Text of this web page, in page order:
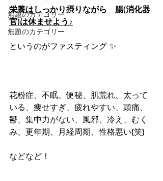
無題のカテゴリー
無題のカテゴリー
栄養はしっかり摂りながら　腸(消化器
官)は休ませよう♪
というのがファスティング ✨
花粉症、不眠、便秘、肌荒れ、太って
いる、痩せすぎ、疲れやすい、頭痛、
鬱、集中力がない、風邪、冷え、むく
み、更年期、月経周期、性格悪い(笑)
などなど！